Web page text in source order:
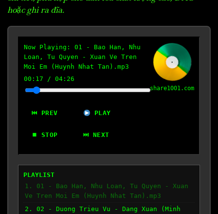
hoặc ghi ra đĩa.
Now Playing: 01 - Bao Han, Nhu
Loan, Tu Quyen - Xuan Ve Tren
Moi Em (Huynh Nhat Tan).mp3
00:18 / 04:26
⏮ PREV PLAY
⏹ STOP ⏭ NEXT
share1001.com
PLAYLIST
1. 01 - Bao Han, Nhu Loan, Tu Quyen - Xuan
Ve Tren Moi Em (Huynh Nhat Tan).mp3
2. 02 - Duong Trieu Vu - Dang Xuan (Minh